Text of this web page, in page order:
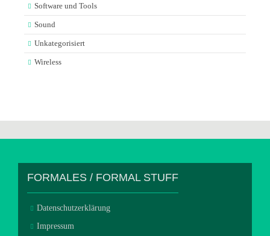
Software und Tools
Sound
Unkategorisiert
Wireless
FORMALES / FORMAL STUFF
Datenschutzerklärung
Impressum